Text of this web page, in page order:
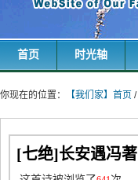
首页 时光轴
你现在的位置： 【我们家】首页 /
[七绝]长安遇冯著